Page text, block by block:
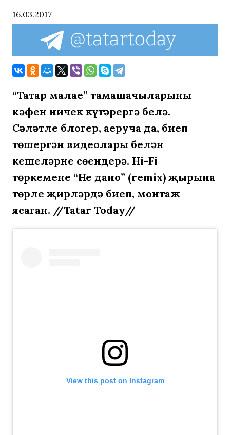
16.03.2017
“Татар малае” тамашачыларының
кәфен ничек күтәрергә белә.
Сәләтле блогер, аеруча да, биеп
төшергән видеолары белән
кешеләрне сөендерә. Hi-Fi
төркеменең “Не дано” (remix) җырына
төрле җирләрдә биеп, монтаж
ясаган. //Tatar Today//
View this post on Instagram